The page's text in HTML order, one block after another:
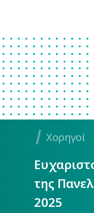
Χορηγοί
της
2025